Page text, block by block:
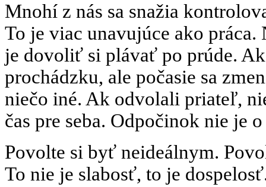
Mnohí z nás sa snažia
To je viac unavujúce ako
je dovoliť si plávať po prúde.
prochádzku, ale počasie sa
niečo iné. Ak odvolali priateľ,
čas pre seba. Odpočinok nie je
Povolte si byť neideálnym.
To nie je slabosť, to je